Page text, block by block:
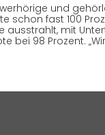
und
schon fast 100
ausstrahlt, mit
bei 98 Prozent.